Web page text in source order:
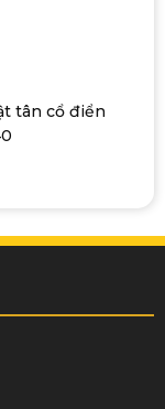
tân cổ điển